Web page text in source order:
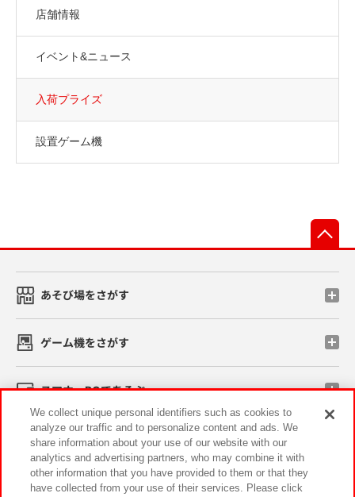
店舗情報
イベント&ニュース
入荷プライズ
設置ゲーム機
あそび場をさがす
ゲーム機をさがす
スマホ・PCであそぶ
イベント・キャンペーン
We collect unique personal identifiers such as cookies to
analyze our traffic and to personalize content and ads. We
share information about your use of our website with our
analytics and advertising partners, who may combine it with
other information that you have provided to them or that they
have collected from your use of their services. Please click